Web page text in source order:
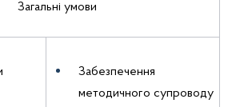
Загальні умови
Забезпечення
методичного супроводу